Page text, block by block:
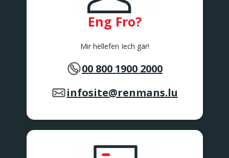
Eng Fro?
Mir hëllefen Iech gär!
00 800 1900 2000
infosite@renmans.lu